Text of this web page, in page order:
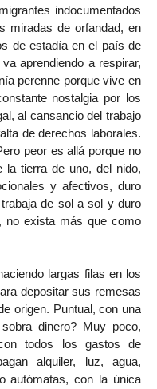
indocumentados
miradas de orfandad, en
de estadía en el país de
aprendiendo a respirar,
perenne porque vive en
nostalgia por los
al cansancio del trabajo
de derechos laborales.
peor es allá porque no
la tierra de uno, del nido,
y afectivos, duro
de sol a sol y duro
no exista más que como
largas filas en los
depositar sus remesas
origen. Puntual, con una
dinero? Muy poco,
todos los gastos de
alquiler, luz, agua,
autómatas, con la única